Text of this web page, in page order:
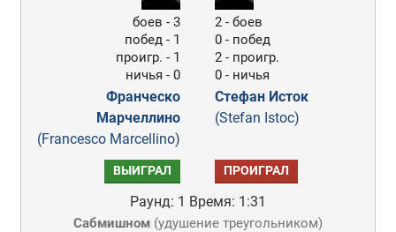
боев - 3
побед - 1
проигр. - 1
ничья - 0
Франческо
Марчеллино
(Francesco Marcellino)
2 - боев
0 - побед
2 - проигр.
0 - ничья
Стефан Исток
(Stefan Istoc)
ВЫИГРАЛ ПРОИГРАЛ
Раунд: 1 Время: 1:31
Сабмишном(удушение треугольником)